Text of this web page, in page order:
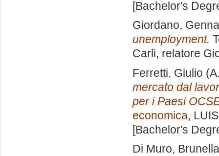
[Bachelor's
Giordano,
unemployment.
Carli, relatore
Ferretti, Giulio
mercato dal
per i Paesi
economica,
[Bachelor's
Di Muro, Brunella